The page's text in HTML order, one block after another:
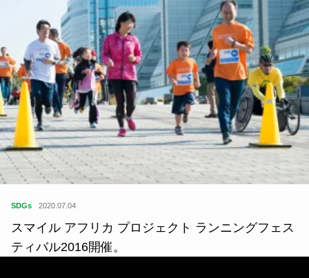
SDGs 2020.07.04
スマイル アフリカ プロジェクト ランニングフェス
ティバル2016開催。